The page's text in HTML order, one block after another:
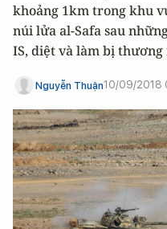
khoảng 1km trong khu
núi lửa al-Safa sau
IS, diệt và làm bị thương
Nguyễn Thuận10/09/2018